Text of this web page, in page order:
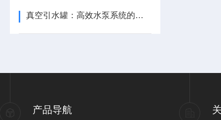
真空引水罐：高效水泵系统的关键组件
产品导航